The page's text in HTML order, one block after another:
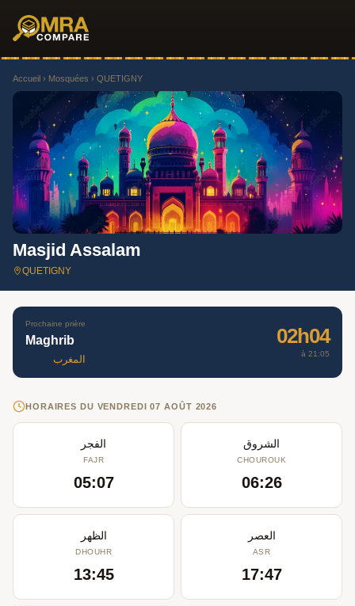
Accueil › Mosquées › QUETIGNY
Masjid Assalam
QUETIGNY
Prochaine prière
Maghrib
المغرب
02h04
à 21:05
HORAIRES DU VENDREDI 07 AOÛT 2026
الفجر
FAJR
05:07
الشروق
CHOUROUK
06:26
الظهر
DHOUHR
13:45
العصر
ASR
17:47